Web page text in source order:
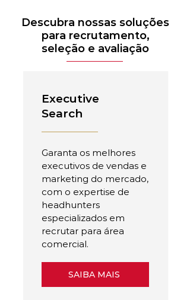
Descubra nossas soluções
para recrutamento,
seleção e avaliação
Executive
Search
Garanta os melhores
executivos de vendas e
marketing do mercado,
com o expertise de
headhunters
especializados em
recrutar para área
comercial.
SAIBA MAIS